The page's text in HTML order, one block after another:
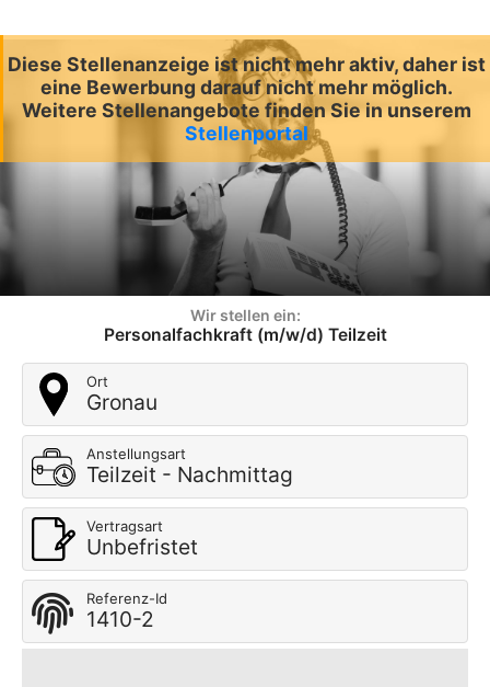
Diese Stellenanzeige ist nicht mehr aktiv, daher ist
eine Bewerbung darauf nicht mehr möglich.
Weitere Stellenangebote finden Sie in unserem
Stellenportal
Wir stellen ein:
Personalfachkraft (m/w/d) Teilzeit
Ort
Gronau
Anstellungsart
Teilzeit - Nachmittag
Vertragsart
Unbefristet
Referenz-Id
1410-2